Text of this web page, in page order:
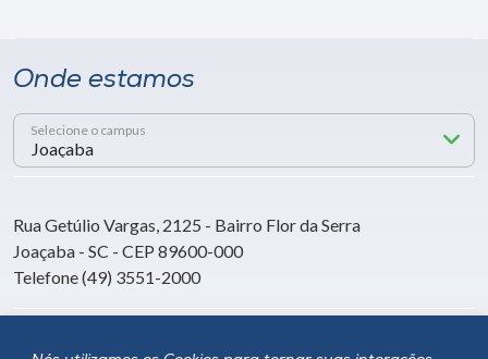
Onde estamos
Selecione o campus
Rua Getúlio Vargas, 2125 - Bairro Flor da Serra
Joaçaba - SC - CEP 89600-000
Telefone (49) 3551-2000
Siga a Unoesc